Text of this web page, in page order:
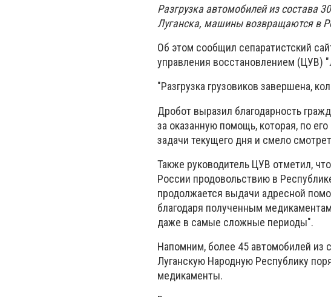
Разгрузка автомобилей из состава
Луганска, машины возвращаются в
Об этом сообщил сепаратистский
управления восстановлением (ЦУВ)
"Разгрузка грузовиков завершена,
Дробот выразил благодарность
за оказанную помощь, которая, по
задачи текущего дня и смело
Также руководитель ЦУВ отметил,
России продовольствию в
продолжается выдачи адресной
благодаря полученным
даже в самые сложные периоды".
Напомним, более 45 автомобилей из
Луганскую Народную Республику
медикаменты.